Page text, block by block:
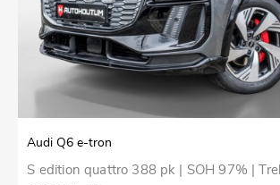
Audi Q6 e-tron
S edition quattro 388 pk | SOH 97% |